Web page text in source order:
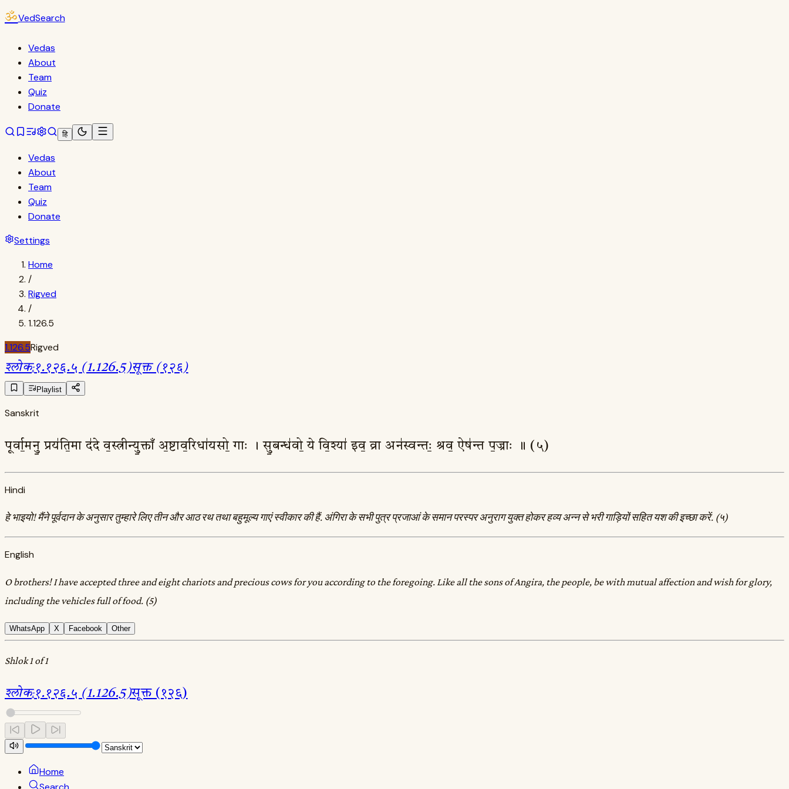
ॐVedSearch
Vedas
About
Team
Quiz
Donate
हि
Vedas
About
Team
Quiz
Donate
Settings
Home
/
Rigved
/
1.126.5
1.126.5Rigved
श्लोक:१.१२६.५ (1.126.5)सूक्त (१२६)
Playlist
Sanskrit
पूर्वा॒मनु॒ प्रय॑ति॒मा द॑दे व॒स्त्रीन्यु॒क्ताँ अ॒ष्टाव॒रिधा॑यसो॒ गाः । सु॒बन्ध॑वो॒ ये वि॒श्या॑ इव॒ व्रा अन॑स्वन्तः॒ श्रव॒ ऐष॑न्त प॒ज्राः ॥ (५)
Hindi
हे भाइयो! मैंने पूर्वदान के अनुसार तुम्हारे लिए तीन और आठ रथ तथा बहुमूल्य गाएं स्वीकार की हैं. अंगिरा के सभी पुत्र प्रजाआं के समान परस्पर अनुराग युक्त होकर हव्य अन्न से भरी गाड़ियों सहित यश की इच्छा करें. (५)
English
O brothers! I have accepted three and eight chariots and precious cows for you according to the foregoing. Like all the sons of Angira, the people, be with mutual affection and wish for glory,
including the vehicles full of food. (5)
WhatsApp X Facebook Other
Shlok 1 of 1
श्लोक:१.१२६.५ (1.126.5)सूक्त (१२६)
Home